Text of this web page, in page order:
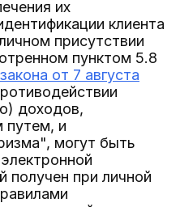
их
клиента
присутствии
пунктом 5.8
от 7 августа
доходов,
путем, и
могут быть
получен при личной